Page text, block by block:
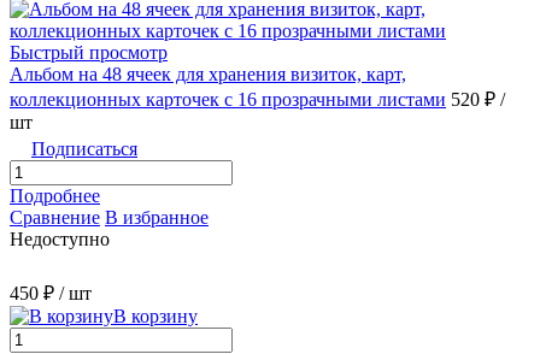
Быстрый просмотр
Альбом на 48 ячеек для хранения визиток, карт,
коллекционных карточек с 16 прозрачными листами 520 ₽ /
шт
Подписаться
Подробнее
Сравнение В избранное
Недоступно
450 ₽ / шт
В корзину